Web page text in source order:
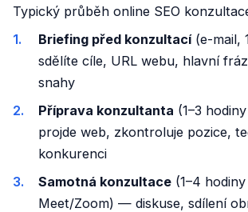
Typický průběh online SEO
Briefing před konzultací(e-mail,
sdělíte cíle, URL webu, hlavní
snahy
Příprava konzultanta (1–3
projde web, zkontroluje pozice,
konkurenci
Samotná konzultace (1–4
Meet/Zoom) — diskuse, sdílení